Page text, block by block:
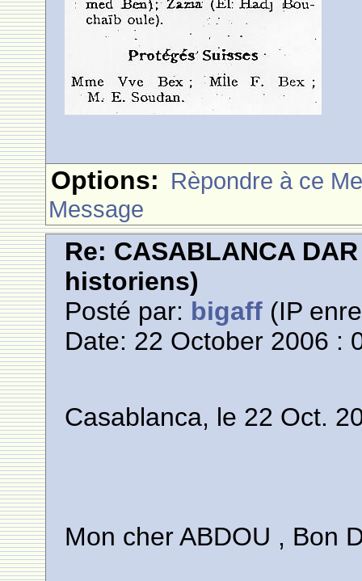
Options: Rèpondre à ce
Message
Re: CASABLANCA
historiens)
Posté par: bigaff (IP
Date: 22 October 2006 :
Casablanca, le 22 Oct.
Mon cher ABDOU , Bon